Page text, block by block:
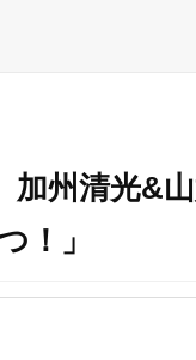
加州清光&
！」